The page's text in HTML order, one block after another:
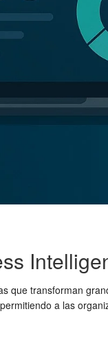
que transforman
a las